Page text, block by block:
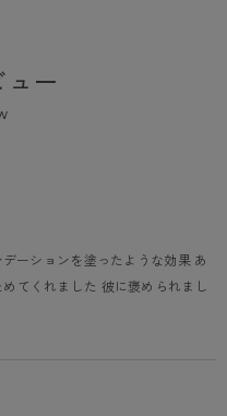
ー
てくれました 彼に褒められまし